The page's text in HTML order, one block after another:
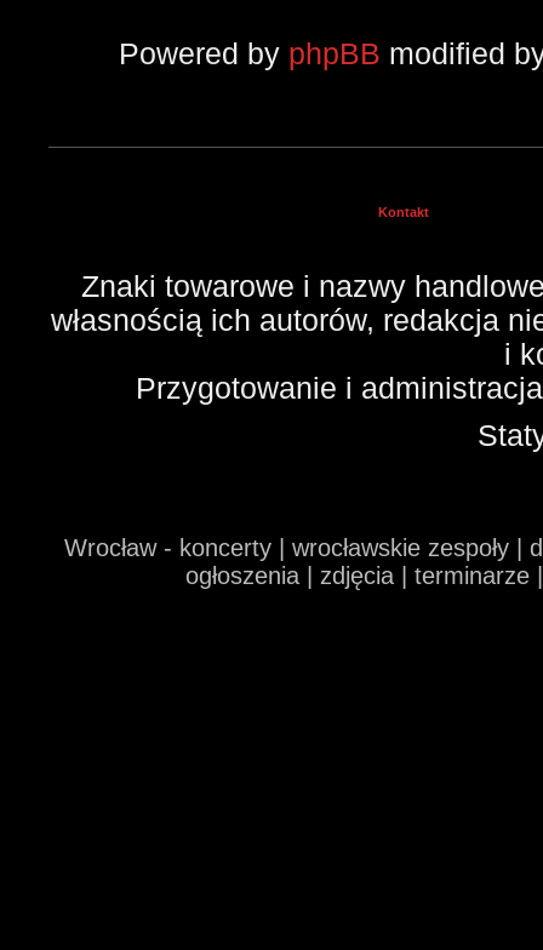
Powered by phpBB modified
Kontakt
Znaki towarowe i nazwy
własnością ich autorów, redakcja
i
Przygotowanie i
Wrocław - koncerty | wrocławskie zespoły
ogłoszenia | zdjęcia |